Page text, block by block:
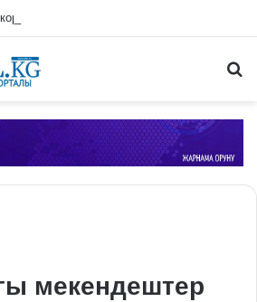
тууралуу билдирүүгө чакырат
мекендештер